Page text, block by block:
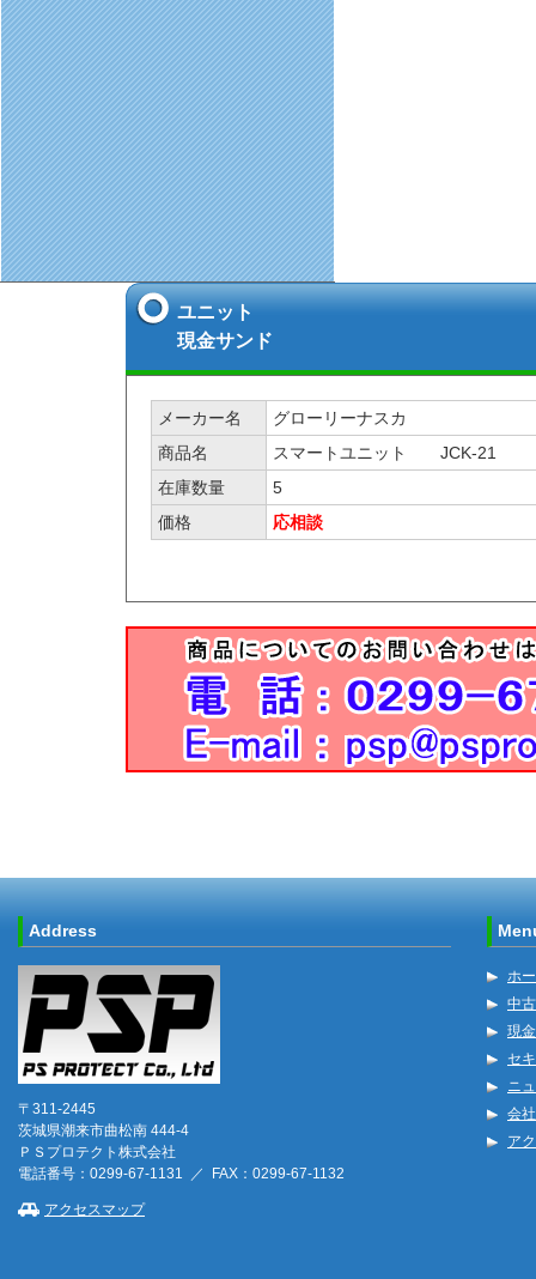
ユニット
現金サンド
メーカー名
グローリーナスカ
商品名
スマートユニット JCK-21
在庫数量
5
価格
応相談
Address
〒311-2445
茨城県潮来市曲松南 444-4
ＰＳプロテクト株式会社
電話番号：0299-67-1131 ／ FAX：0299-67-1132
アクセスマップ
ホ
中
現
セ
ニ
会
ア